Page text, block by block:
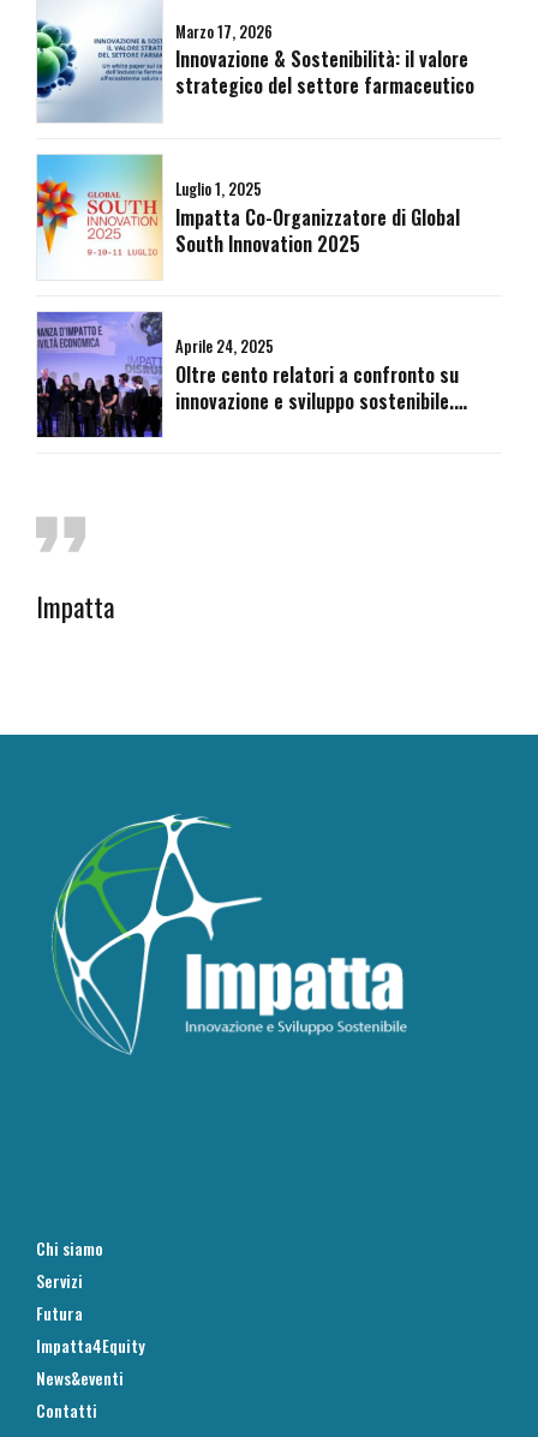
Marzo 17, 2026
Innovazione & Sostenibilità: il valore
strategico del settore farmaceutico
Luglio 1, 2025
Impatta Co-Organizzatore di Global
South Innovation 2025
Aprile 24, 2025
Oltre cento relatori a confronto su
innovazione e sviluppo sostenibile.
Impatta
Chi siamo
Servizi
Futura
Impatta4Equity
News&eventi
Contatti